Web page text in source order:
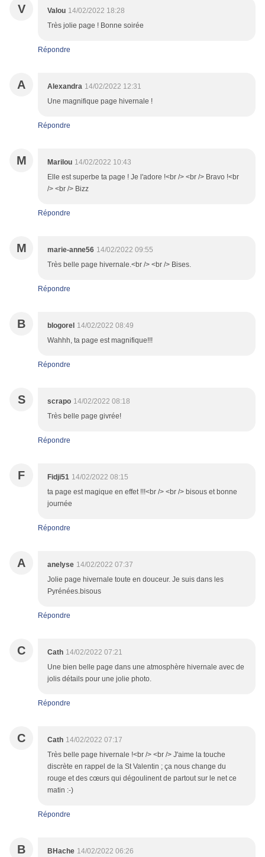
V Valou 14/02/2022 18:28
Très jolie page ! Bonne soirée
Répondre
A Alexandra 14/02/2022 12:31
Une magnifique page hivernale !
Répondre
M Marilou 14/02/2022 10:43
Elle est superbe ta page ! Je l'adore !<br /> <br /> Bravo !<br
/> <br /> Bizz
Répondre
M marie-anne56 14/02/2022 09:55
Très belle page hivernale.<br /> <br /> Bises.
Répondre
B blogorel 14/02/2022 08:49
Wahhh, ta page est magnifique!!!
Répondre
S scrapo 14/02/2022 08:18
Très belle page givrée!
Répondre
F Fidji51 14/02/2022 08:15
ta page est magique en effet !!!<br /> <br /> bisous et bonne
journée
Répondre
A anelyse 14/02/2022 07:37
Jolie page hivernale toute en douceur. Je suis dans les
Pyrénées.bisous
Répondre
C Cath 14/02/2022 07:21
Une bien belle page dans une atmosphère hivernale avec de
jolis détails pour une jolie photo.
Répondre
C Cath 14/02/2022 07:17
Très belle page hivernale !<br /> <br /> J'aime la touche
discrète en rappel de la St Valentin ; ça nous change du
rouge et des cœurs qui dégoulinent de partout sur le net ce
matin :-)
Répondre
B BHache 14/02/2022 06:26